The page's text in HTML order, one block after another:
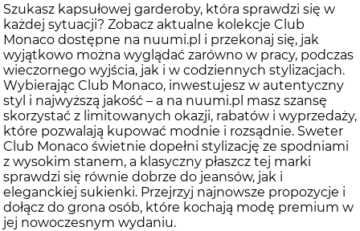
Szukasz kapsułowej garderoby, która sprawdzi się w
każdej sytuacji? Zobacz aktualne kolekcje Club
Monaco dostępne na nuumi.pl i przekonaj się, jak
wyjątkowo można wyglądać zarówno w pracy, podczas
wieczornego wyjścia, jak i w codziennych stylizacjach.
Wybierając Club Monaco, inwestujesz w autentyczny
styl i najwyższą jakość – a na nuumi.pl masz szansę
skorzystać z limitowanych okazji, rabatów i wyprzedaży,
które pozwalają kupować modnie i rozsądnie. Sweter
Club Monaco świetnie dopełni stylizację ze spodniami
z wysokim stanem, a klasyczny płaszcz tej marki
sprawdzi się równie dobrze do jeansów, jak i
eleganckiej sukienki. Przejrzyj najnowsze propozycje i
dołącz do grona osób, które kochają modę premium w
jej nowoczesnym wydaniu.